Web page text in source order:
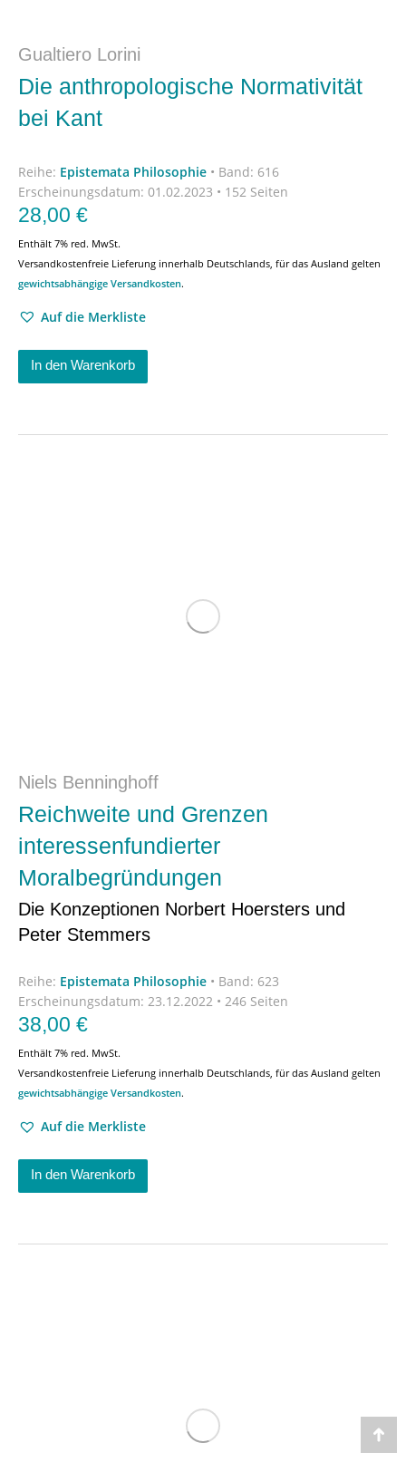
Gualtiero Lorini
Die anthropologische Normativität
bei Kant
Reihe: Epistemata Philosophie • Band: 616
Erscheinungsdatum: 01.02.2023 • 152 Seiten
28,00 €
Enthält 7% red. MwSt.
Versandkostenfreie Lieferung innerhalb Deutschlands, für das Ausland gelten
gewichtsabhängige Versandkosten.
Auf die Merkliste
In den Warenkorb
Niels Benninghoff
Reichweite und Grenzen
interessenfundierter
Moralbegründungen
Die Konzeptionen Norbert Hoersters und
Peter Stemmers
Reihe: Epistemata Philosophie • Band: 623
Erscheinungsdatum: 23.12.2022 • 246 Seiten
38,00 €
Enthält 7% red. MwSt.
Versandkostenfreie Lieferung innerhalb Deutschlands, für das Ausland gelten
gewichtsabhängige Versandkosten.
Auf die Merkliste
In den Warenkorb
Go